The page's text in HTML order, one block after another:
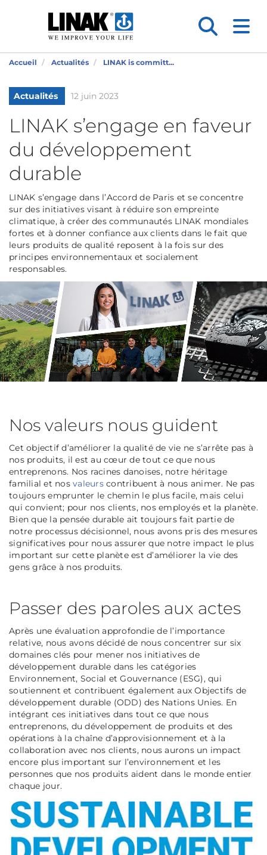
Accueil Actualités LINAK is committ...
Actualités 12 juin 2023
LINAK s’engage en faveur
du développement
durable
LINAK s’engage dans l’Accord de Paris et se concentre
sur des initiatives visant à réduire son empreinte
climatique, à créer des communautés LINAK mondiales
fortes et à donner confiance aux clients dans le fait que
leurs produits de qualité reposent à la fois sur des
principes environnementaux et socialement
responsables.
Nos valeurs nous guident
Cet objectif d’améliorer la qualité de vie ne s’arrête pas à
nos produits, il est au cœur de tout ce que nous
entreprenons. Nos racines danoises, notre héritage
familial et nos valeurscontribuent à nous animer. Ne pas
toujours emprunter le chemin le plus facile, mais celui
qui convient; pour nos clients, nos employés et la planète.
Bien que la pensée durable ait toujours fait partie de
notre processus décisionnel, nous avons pris des mesures
significatives pour nous assurer que notre impact le plus
important sur cette planète est d’améliorer la vie des
gens grâce à nos produits.
Passer des paroles aux actes
Après une évaluation approfondie de l’importance
relative, nous avons décidé de nous concentrer sur six
domaines clés pour mener nos initiatives de
développement durable dans les catégories
Environnement, Social et Gouvernance (ESG), qui
soutiennent et contribuent également aux Objectifs de
développement durable (ODD) des Nations Unies. En
intégrant ces initiatives dans tout ce que nous
entreprenons, du développement de produits et des
opérations à la chaîne d’approvisionnement et à la
collaboration avec nos clients, nous aurons un impact
encore plus important sur l’environnement et les
personnes que nos produits aident dans le monde entier
chaque jour.